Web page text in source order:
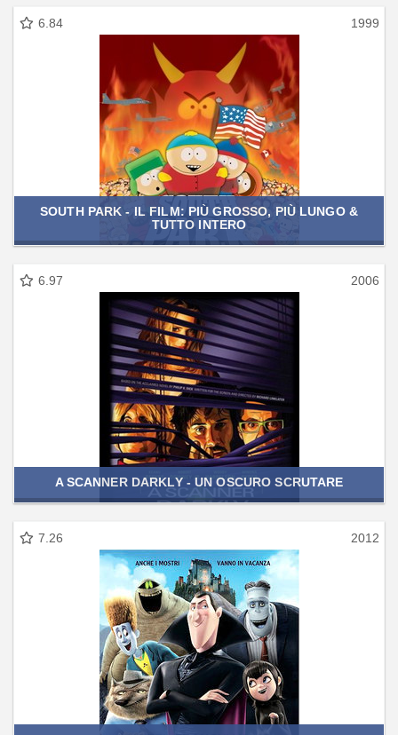
6.84 1999
SOUTH PARK - IL FILM: PIÙ GROSSO, PIÙ LUNGO &
TUTTO INTERO
6.97 2006
A SCANNER DARKLY - UN OSCURO SCRUTARE
7.26 2012